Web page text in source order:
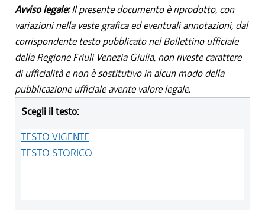
Avviso legale:Il presente documento è riprodotto, con
variazioni nella veste grafica ed eventuali annotazioni, dal
corrispondente testo pubblicato nel Bollettino ufficiale
della Regione Friuli Venezia Giulia, non riveste carattere
di ufficialità e non è sostitutivo in alcun modo della
pubblicazione ufficiale avente valore legale.
Scegli il testo:
TESTO VIGENTE
TESTO STORICO